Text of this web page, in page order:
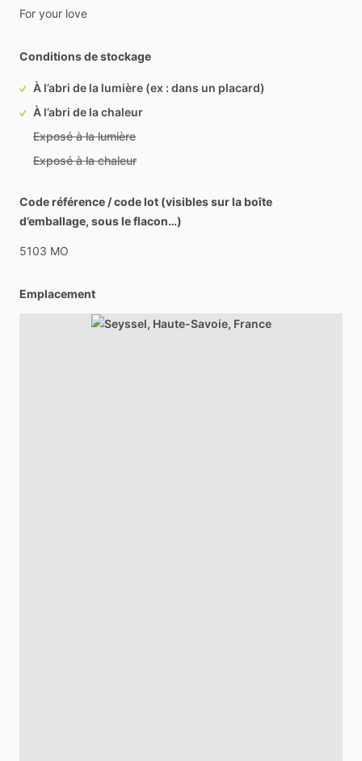
For your love
Conditions de stockage
À l’abri de la lumière (ex : dans un placard)
À l’abri de la chaleur
Exposé à la lumière
Exposé à la chaleur
Code référence / code lot (visibles sur la boîte
d’emballage, sous le flacon…)
5103 MO
Emplacement